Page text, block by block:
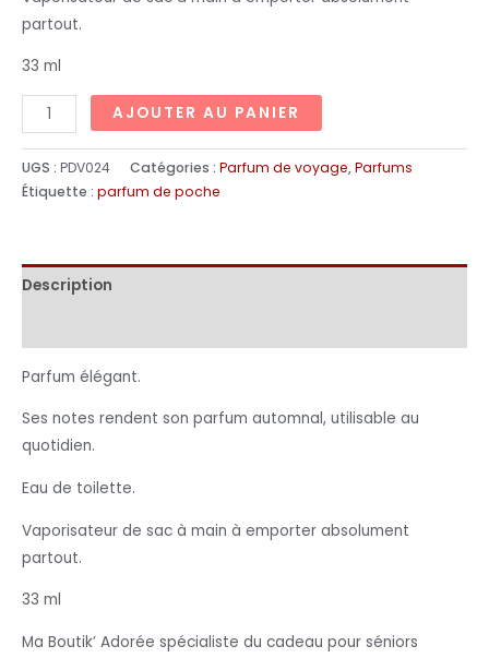
partout.
33 ml
AJOUTER AU PANIER
UGS : PDV024 Catégories : Parfum de voyage,Parfums
Étiquette : parfum de poche
Description
Parfum élégant.
Ses notes rendent son parfum automnal, utilisable au
quotidien.
Eau de toilette.
Vaporisateur de sac à main à emporter absolument
partout.
33 ml
Ma Boutik’ Adorée spécialiste du cadeau pour séniors